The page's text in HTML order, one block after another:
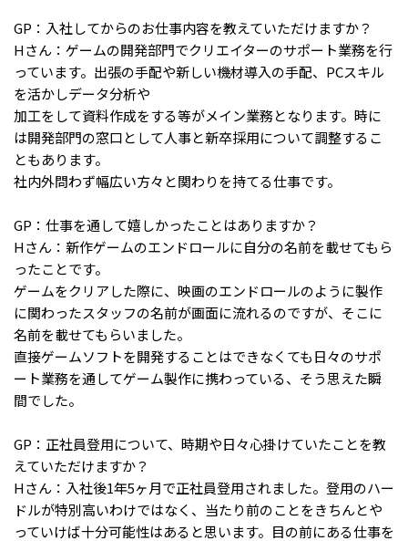
GP：入社してからのお仕事内容を教えていただけますか？
Hさん：ゲームの開発部門でクリエイターのサポート業務を行
っています。出張の手配や新しい機材導入の手配、PCスキル
を活かしデータ分析や
加工をして資料作成をする等がメイン業務となります。時に
は開発部門の窓口として人事と新卒採用について調整するこ
ともあります。
社内外問わず幅広い方々と関わりを持てる仕事です。
GP：仕事を通して嬉しかったことはありますか？
Hさん：新作ゲームのエンドロールに自分の名前を載せてもら
ったことです。
ゲームをクリアした際に、映画のエンドロールのように製作
に関わったスタッフの名前が画面に流れるのですが、そこに
名前を載せてもらいました。
直接ゲームソフトを開発することはできなくても日々のサポ
ート業務を通してゲーム製作に携わっている、そう思えた瞬
間でした。
GP：正社員登用について、時期や日々心掛けていたことを教
えていただけますか？
Hさん：入社後1年5ヶ月で正社員登用されました。登用のハー
ドルが特別高いわけではなく、当たり前のことをきちんとや
っていけば十分可能性はあると思います。目の前にある仕事を